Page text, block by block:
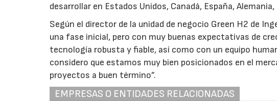
desarrollar en Estados Unidos, Canadá, España,
Según el director de la unidad de negocio Green H2 de
una fase inicial, pero con muy buenas expectativas de
tecnología robusta y fiable, así como con un equipo
considero que estamos muy bien posicionados en el
proyectos a buen término”.
EMPRESAS O ENTIDADES RELACIONADAS